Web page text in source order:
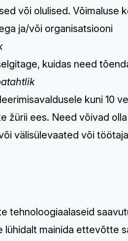
või olulised. Võimaluse
ja/või organisatsiooni
kuidas need
kuni 10
žürii ees. Need võivad
välisülevaated või
tehnoloogiaalaseid
lühidalt mainida ettevõtte